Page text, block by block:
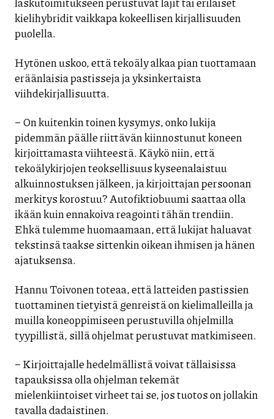
kielihybridit vaikkapa kokeellisen kirjallisuuden
puolella.
Hytönen uskoo, että tekoäly alkaa pian tuottamaan
eräänlaisia pastisseja ja yksinkertaista
viihdekirjallisuutta.
– On kuitenkin toinen kysymys, onko lukija
pidemmän päälle riittävän kiinnostunut koneen
kirjoittamasta viihteestä. Käykö niin, että
tekoälykirjojen teoksellisuus kyseenalaistuu
alkuinnostuksen jälkeen, ja kirjoittajan persoonan
merkitys korostuu? Autofiktiobuumi saattaa olla
ikään kuin ennakoiva reagointi tähän trendiin.
Ehkä tulemme huomaamaan, että lukijat haluavat
tekstinsä taakse sittenkin oikean ihmisen ja hänen
ajatuksensa.
Hannu Toivonen toteaa, että latteiden pastissien
tuottaminen tietyistä genreistä on kielimalleilla ja
muilla koneoppimiseen perustuvilla ohjelmilla
tyypillistä, sillä ohjelmat perustuvat matkimiseen.
– Kirjoittajalle hedelmällistä voivat tällaisissa
tapauksissa olla ohjelman tekemät
mielenkiintoiset virheet tai se, jos tuotos on jollakin
tavalla dadaistinen.